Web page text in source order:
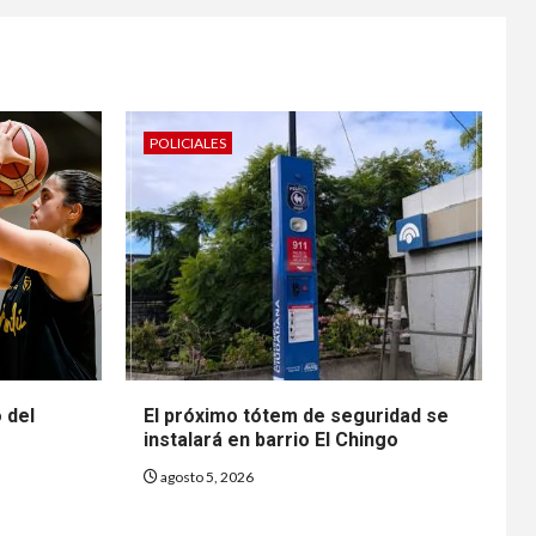
del
POLICIALES
El próximo tótem de seguridad se
instalará en barrio El Chingo
agosto 5, 2026